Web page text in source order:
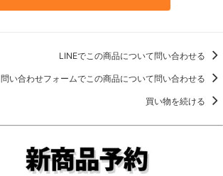
LINEでこの商品について問い合わせる
問い合わせフォームでこの商品について問い合わせる
買い物を続ける